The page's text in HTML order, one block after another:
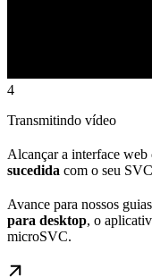
4
Transmitindo vídeo
Alcançar a interface
sucedida com o seu
Avance para nossos
para desktop, o
microSVC.